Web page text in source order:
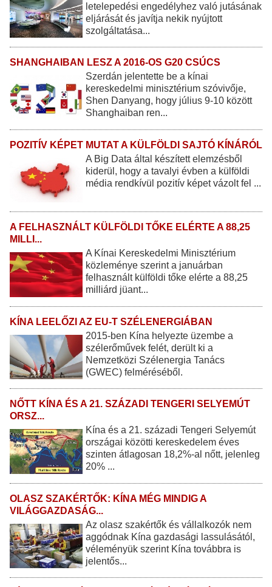
letelepedési engedélyhez való jutásának
eljárását és javítja nekik nyújtott
szolgáltatása...
SHANGHAIBAN LESZ A 2016-OS G20 CSÚCS
Szerdán jelentette be a kínai
kereskedelmi minisztérium szóvivője,
Shen Danyang, hogy július 9-10 között
Shanghaiban ren...
POZITÍV KÉPET MUTAT A KÜLFÖLDI SAJTÓ KÍNÁRÓL
A Big Data által készített elemzésből
kiderül, hogy a tavalyi évben a külföldi
média rendkívül pozitív képet vázolt fel ...
A FELHASZNÁLT KÜLFÖLDI TŐKE ELÉRTE A 88,25
MILLI...
A Kínai Kereskedelmi Minisztérium
közleménye szerint a januárban
felhasznált külföldi tőke elérte a 88,25
milliárd jüant...
KÍNA LEELŐZI AZ EU-T SZÉLENERGIÁBAN
2015-ben Kína helyezte üzembe a
szélerőművek felét, derült ki a
Nemzetközi Szélenergia Tanács
(GWEC) felméréséből.
NŐTT KÍNA ÉS A 21. SZÁZADI TENGERI SELYEMÚT
ORSZ...
Kína és a 21. századi Tengeri Selyemút
országai közötti kereskedelem éves
szinten átlagosan 18,2%-al nőtt, jelenleg
20% ...
OLASZ SZAKÉRTŐK: KÍNA MÉG MINDIG A
VILÁGGAZDASÁG...
Az olasz szakértők és vállalkozók nem
aggódnak Kína gazdasági lassulásától,
véleményük szerint Kína továbbra is
jelentős...